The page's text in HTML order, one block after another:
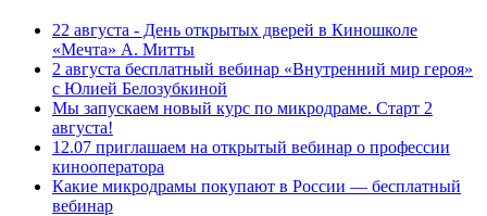
22 августа - День открытых дверей в Киношколе
«Мечта» А. Митты
2 августа бесплатный вебинар «Внутренний мир героя»
с Юлией Белозубкиной
Мы запускаем новый курс по микродраме. Старт 2
августа!
12.07 приглашаем на открытый вебинар о профессии
кинооператора
Какие микродрамы покупают в России — бесплатный
вебинар